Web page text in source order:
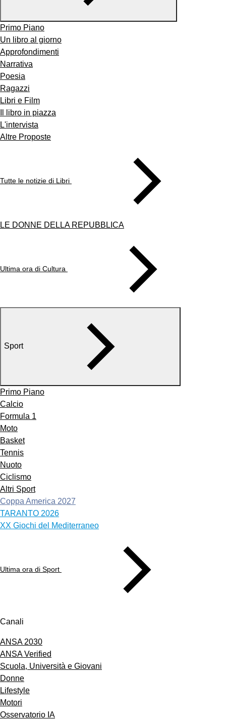
Primo Piano
Un libro al giorno
Approfondimenti
Narrativa
Poesia
Ragazzi
Libri e Film
Il libro in piazza
L'intervista
Altre Proposte
Tutte le notizie di Libri
LE DONNE DELLA REPUBBLICA
Ultima ora di Cultura
Sport
Primo Piano
Calcio
Formula 1
Moto
Basket
Tennis
Nuoto
Ciclismo
Altri Sport
Coppa America 2027
TARANTO 2026
XX Giochi del Mediterraneo
Ultima ora di Sport
Canali
ANSA 2030
ANSA Verified
Scuola, Università e Giovani
Donne
Lifestyle
Motori
Osservatorio IA